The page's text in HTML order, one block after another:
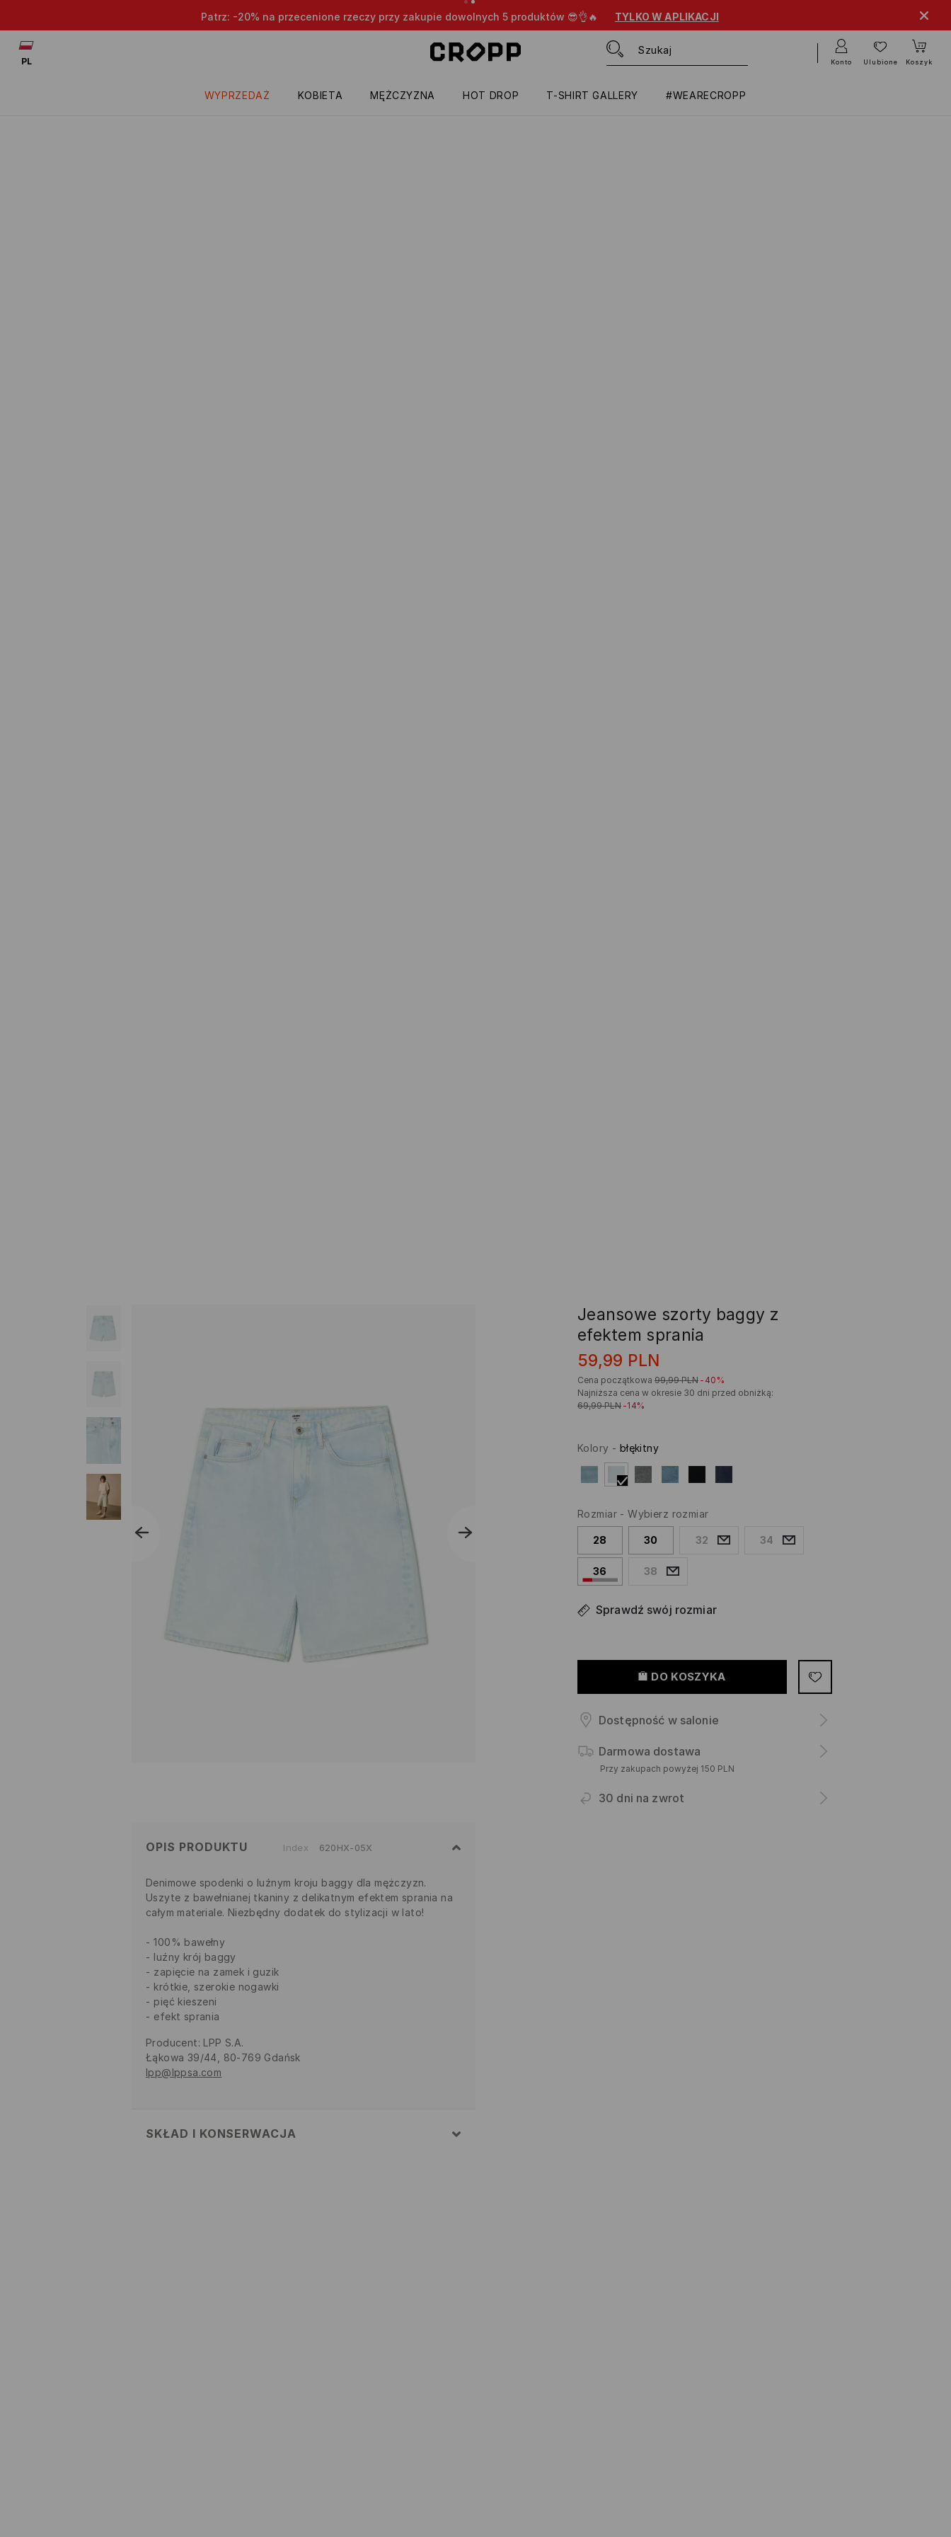
Patrz: -20% na przecenione rzeczy przy zakupie dowolnych 5 produktów 😎👌🔥 TYLKO W APLIKACJI
WYPRZEDAŻ KOBIETA MĘŻCZYZNA HOT DROP T-SHIRT GALLERY #WEARECROPP
PL Konto Ulubione Koszyk
Jeansowe szorty baggy z
efektem sprania
59,99 PLN
Cena początkowa 99,99 PLN -40%
Najniższa cena w okresie 30 dni przed obniżką:
69,99 PLN -14%
Kolory - błękitny
Rozmiar-Wybierz rozmiar
28 30 32 34
36 38
Sprawdź swój rozmiar
DO KOSZYKA
Dostępność w salonie
Darmowa dostawa
Przy zakupach powyżej 150 PLN
30 dni na zwrot
OPIS PRODUKTU Index 620HX-05X
Denimowe spodenki o luźnym kroju baggy dla mężczyzn.
Uszyte z bawełnianej tkaniny z delikatnym efektem sprania na
całym materiale. Niezbędny dodatek do stylizacji w lato!
100% bawełny
luźny krój baggy
zapięcie na zamek i guzik
krótkie, szerokie nogawki
pięć kieszeni
efekt sprania
Producent: LPP S.A.
Łąkowa 39/44, 80-769 Gdańsk
lpp@lppsa.com
SKŁAD I KONSERWACJA